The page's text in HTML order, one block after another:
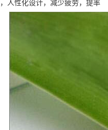
人性化设计，减少疲劳，提率